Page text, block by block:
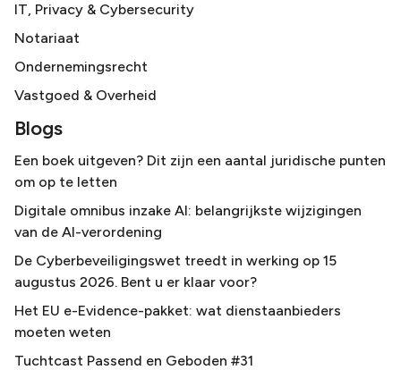
IT, Privacy & Cybersecurity
Notariaat
Ondernemingsrecht
Vastgoed & Overheid
Blogs
Een boek uitgeven? Dit zijn een aantal juridische punten
om op te letten
Digitale omnibus inzake AI: belangrijkste wijzigingen
van de AI-verordening
De Cyberbeveiligingswet treedt in werking op 15
augustus 2026. Bent u er klaar voor?
Het EU e-Evidence-pakket: wat dienstaanbieders
moeten weten
Tuchtcast Passend en Geboden #31